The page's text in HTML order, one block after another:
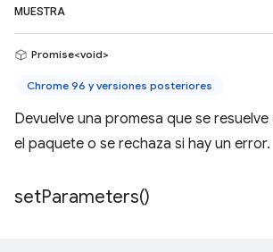
MUESTRA
Promise<void>
Chrome 96 y versiones posteriores
Devuelve una promesa que se
el paquete o se rechaza si hay un error.
setParameters()